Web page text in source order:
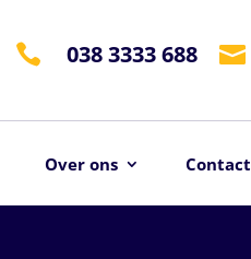
 038 3333 688 
Over ons Contact